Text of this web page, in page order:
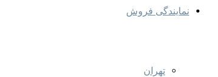
نمایندگی‌ فروش
تهران